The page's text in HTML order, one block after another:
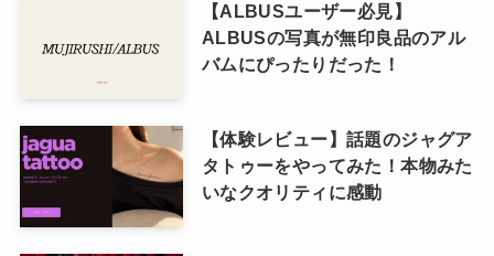
【ALBUSユーザー必見】
ALBUSの写真が無印良品のアル
バムにぴったりだった！
【体験レビュー】話題のジャグア
タトゥーをやってみた！本物みた
いなクオリティに感動